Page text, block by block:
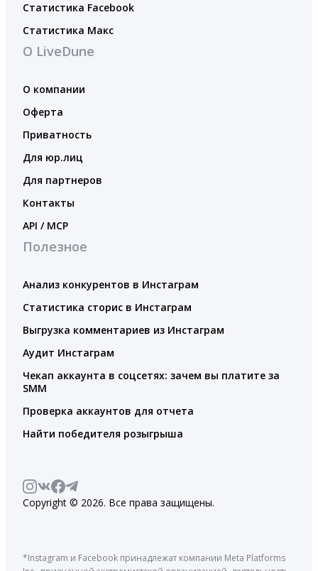
Статистика Facebook
Статистика Макс
О LiveDune
О компании
Оферта
Приватность
Для юр.лиц
Для партнеров
Контакты
API / MCP
Полезное
Анализ конкурентов в Инстаграм
Статистика сторис в Инстаграм
Выгрузка комментариев из Инстаграм
Аудит Инстаграм
Чекап аккаунта в соцсетях: зачем вы платите за
SMM
Проверка аккаунтов для отчета
Найти победителя розыгрыша
Copyright © 2026. Все права защищены.
*Instagram и Facebook принадлежат компании Meta Platforms